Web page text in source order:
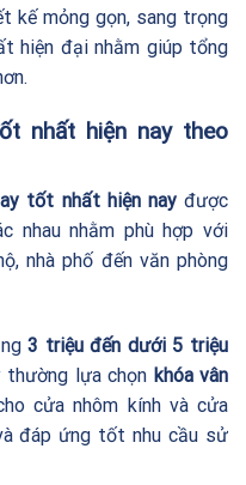
kế mỏng gọn, sang trọng
hiện đại nhằm giúp tổng
nhất hiện nay theo
tốt nhất hiện nayđược
nhau nhằm phù hợp với
nhà phố đến văn phòng
3 triệu đến dưới 5 triệu
thường lựa chọn khóa vân
cửa nhôm kính và cửa
đáp ứng tốt nhu cầu sử